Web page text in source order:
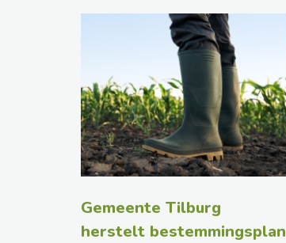
Gemeente Tilburg
herstelt bestemmingsplan